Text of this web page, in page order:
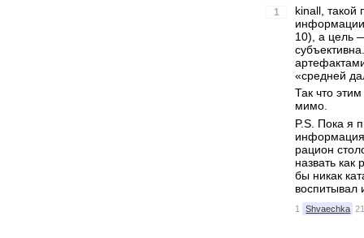
1
kinall, такой
информации
10), а цель
«средней
Так что
мимо.
P.S. Пока я
информация
рацион
назвать
бы никак
воспитывал
1 Shvaechka